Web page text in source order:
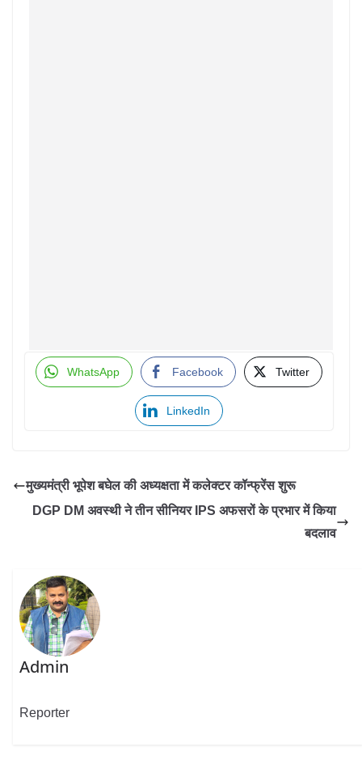
WhatsApp Facebook Twitter
LinkedIn
मुख्यमंत्री भूपेश बघेल की अध्यक्षता में कलेक्टर कॉन्फ्रेंस शुरू
DGP DM अवस्थी ने तीन सीनियर IPS अफसरों के प्रभार में किया
बदलाव
Admin
Reporter